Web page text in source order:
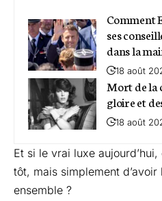
Comment
ses
dans la
18 août
Mort de la
gloire et
18 août
Et si le vrai luxe
tôt, mais simplement
ensemble ?